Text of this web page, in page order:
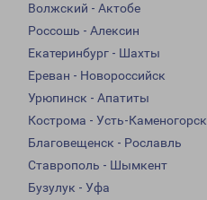
Волжский - Актобе
Россошь - Алексин
Екатеринбург - Шахты
Ереван - Новороссийск
Урюпинск - Апатиты
Кострома - Усть-Каменогорск
Благовещенск - Рославль
Ставрополь - Шымкент
Бузулук - Уфа